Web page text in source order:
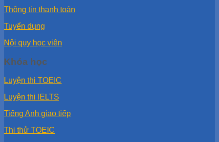
Thông tin thanh toán
Tuyển dụng
Nội quy học viên
Khóa học
Luyện thi TOEIC
Luyện thi IELTS
Tiếng Anh giao tiếp
Thi thử TOEIC